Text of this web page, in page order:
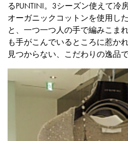
るPUNTINI。3シーズン使えて
オーガニックコットンを使用し
と、一つ一つ人の手で編みこま
も手がこんでいるところに惹か
見つからない、こだわりの逸品で